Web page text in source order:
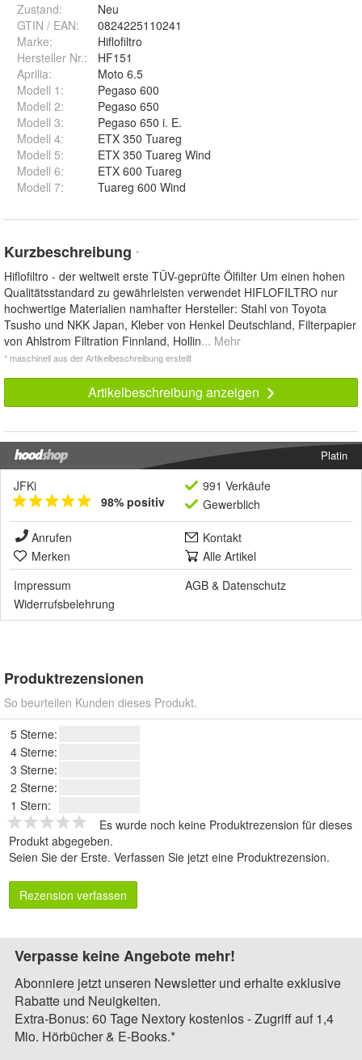
Zustand:
Neu
GTIN / EAN:
0824225110241
Marke:
Hiflofiltro
Hersteller Nr.:
HF151
Aprilia:
Moto 6.5
Modell 1 :
Pegaso 600
Modell 2:
Pegaso 650
Modell 3:
Pegaso 650 i. E.
Modell 4:
ETX 350 Tuareg
Modell 5:
ETX 350 Tuareg Wind
Modell 6:
ETX 600 Tuareg
Modell 7: Tuareg 600 Wind
Kurzbeschreibung *
Hiflofiltro - der weltweit erste TÜV-geprüfte Ölfilter Um einen hohen
Qualitätsstandard zu gewährleisten verwendet HIFLOFILTRO nur
hochwertige Materialien namhafter Hersteller: Stahl von Toyota
Tsusho und NKK Japan, Kleber von Henkel Deutschland, Filterpapier
von Ahlstrom Filtration Finnland, Hollin... Mehr
* maschinell aus der Artikelbeschreibung erstellt
Artikelbeschreibung anzeigen
Platin
JFKi
98% positiv
991 Verkäufe
Gewerblich
Anrufen
Kontakt
Merken
Alle Artikel
Impressum
AGB & Datenschutz
Widerrufsbelehrung
Produktrezensionen
So beurteilen Kunden dieses Produkt.
5 Sterne:
4 Sterne:
3 Sterne:
2 Sterne:
1 Stern:
Es wurde noch keine Produktrezension für dieses
Produkt abgegeben.
Seien Sie der Erste. Verfassen Sie jetzt eine Produktrezension.
Rezension verfassen
Verpasse keine Angebote mehr!
Abonniere jetzt unseren Newsletter und erhalte exklusive
Rabatte und Neuigkeiten.
Extra-Bonus: 60 Tage Nextory kostenlos - Zugriff auf 1,4
Mio. Hörbücher & E-Books.*